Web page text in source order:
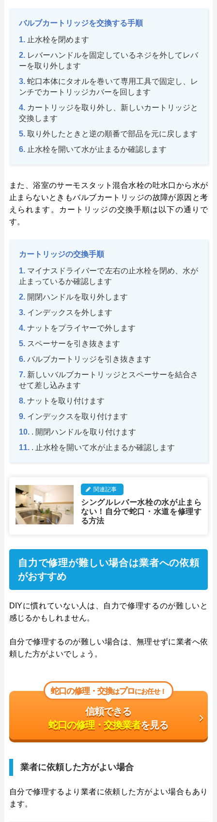
バルブカートリッジを交換する手順
止水栓を閉めます
レバーハンドルを固定しているネジを外してレバ
ーを取り外します
蛇口本体にタオルを巻いて専用工具で固定し、レ
ンチでカートリッジカバーを回します
カートリッジを取り外し、新しいカートリッジと
交換します
取り外したときと逆の順番で部品を元に戻します
止水栓を開いて水が止まるか確認します
また、浴室のサーモスタット混合水栓の吐水口から水が
止まらないときもバルブカートリッジの故障が原因と考
えられます。カートリッジの交換手順は以下の通りで
す。
カートリッジの交換手順
マイナスドライバーで左右の止水栓を閉め、水が
止まっているか確認します
開閉ハンドルを取り外します
インデックスを外します
ナットをプライヤーで外します
スペーサーを引き抜きます
バルブカートリッジを引き抜きます
新しいバルブカートリッジとスペーサーを結合さ
せて差し込みます
ナットを取り付けます
インデックスを取り付けます
. 開閉ハンドルを取り付けます
. 止水栓を開いて水が止まるか確認します
関連記事
シングルレバー水栓の水が止まら
ない！自分で蛇口・水道を修理す
る方法
自力で修理が難しい場合は業者への依頼
がおすすめ
DIYに慣れていない人は、自力で修理するのが難しいと
感じるかもしれません。
自分で修理するのが難しい場合は、無理せずに業者へ依
頼した方がよいでしょう。
蛇口の修理・交換はプロにお任せ！
信頼できる
蛇口の修理・交換業者を見る
業者に依頼した方がよい場合
自分で修理するより業者に依頼した方がよい場合もあり
ます。